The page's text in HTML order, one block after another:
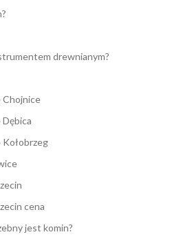
drewnianym?
Chojnice
cena
jest komin?